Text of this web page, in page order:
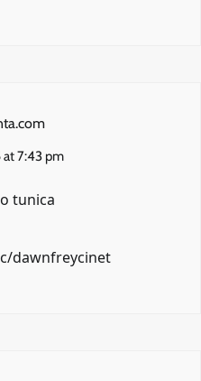
at 7:43 pm
tunica
dawnfreycinet